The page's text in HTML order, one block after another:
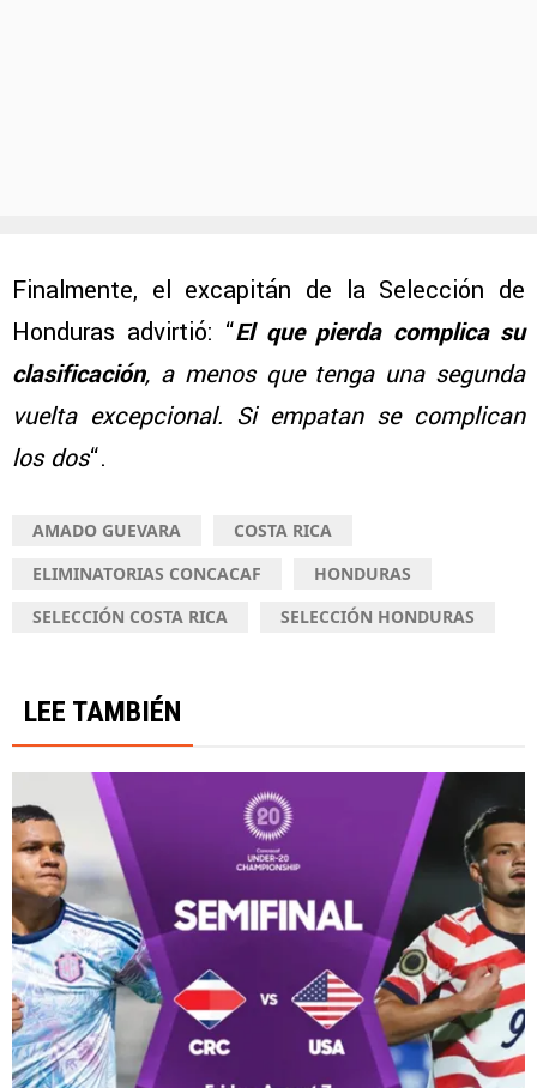
Finalmente, el excapitán de la Selección de
Honduras advirtió: “El que pierda complica su
clasificación, a menos que tenga una segunda
vuelta excepcional. Si empatan se complican
los dos“.
AMADO GUEVARA
COSTA RICA
ELIMINATORIAS CONCACAF
HONDURAS
SELECCIÓN COSTA RICA
SELECCIÓN HONDURAS
LEE TAMBIÉN